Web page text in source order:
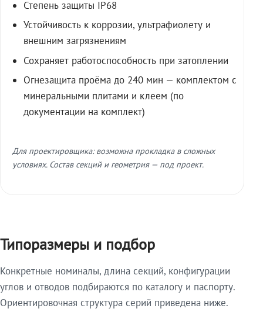
Степень защиты IP68
Устойчивость к коррозии, ультрафиолету и
внешним загрязнениям
Сохраняет работоспособность при затоплении
Огнезащита проёма до 240 мин — комплектом с
минеральными плитами и клеем (по
документации на комплект)
Для проектировщика: возможна прокладка в сложных
условиях. Состав секций и геометрия — под проект.
Типоразмеры и подбор
Конкретные номиналы, длина секций, конфигурации
углов и отводов подбираются по каталогу и паспорту.
Ориентировочная структура серий приведена ниже.